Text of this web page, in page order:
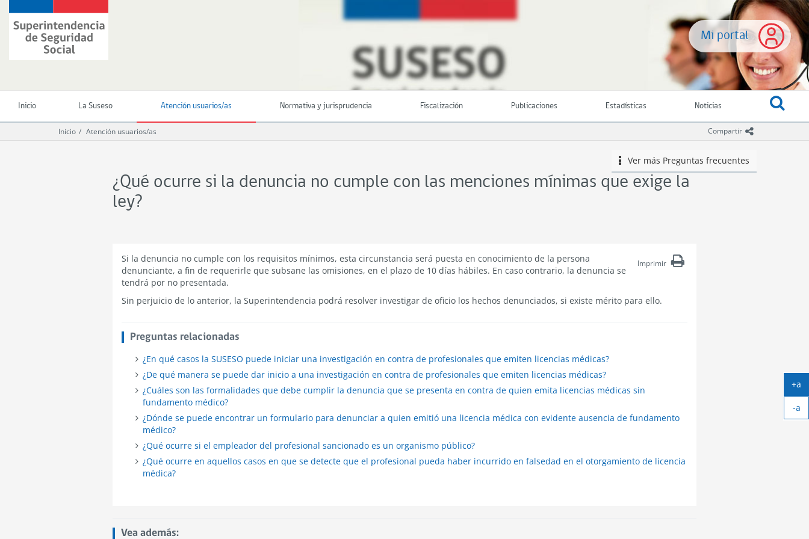
contenido
principal
Mi portal
Superintendencia
de
Seguridad
Chile
Inicio La Suseso Atención usuarios/as Normativa y jurisprudencia Fiscalización Publicaciones Estadísticas Noticias
Compartir icono
Inicio Atención usuarios/as
icono
Ver más Preguntas frecuentes
¿Qué ocurre si la denuncia no cumple con las menciones mínimas que exige la
ley?
Imprimir
Si la denuncia no cumple con los requisitos mínimos, esta circunstancia será puesta en conocimiento de la persona
denunciante, a fin de requerirle que subsane las omisiones, en el plazo de 10 días hábiles. En caso contrario, la denuncia se
tendrá por no presentada.
Sin perjuicio de lo anterior, la Superintendencia podrá resolver investigar de oficio los hechos denunciados, si existe mérito para ello.
Preguntas relacionadas
¿En qué casos la SUSESO puede iniciar una investigación en contra de profesionales que emiten licencias médicas?
¿De qué manera se puede dar inicio a una investigación en contra de profesionales que emiten licencias médicas?
¿Cuáles son las formalidades que debe cumplir la denuncia que se presenta en contra de quien emita licencias médicas sin
fundamento médico?
¿Dónde se puede encontrar un formulario para denunciar a quien emitió una licencia médica con evidente ausencia de fundamento
médico?
¿Qué ocurre si el empleador del profesional sancionado es un organismo público?
¿Qué ocurre en aquellos casos en que se detecte que el profesional pueda haber incurrido en falsedad en el otorgamiento de licencia
médica?
Vea además:
+a
-a